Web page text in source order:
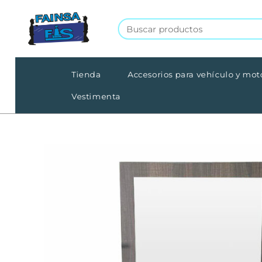
Tienda Accesorios para vehículo y moto
Vestimenta